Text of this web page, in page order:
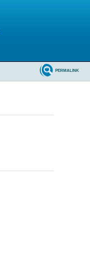
PERMALINK